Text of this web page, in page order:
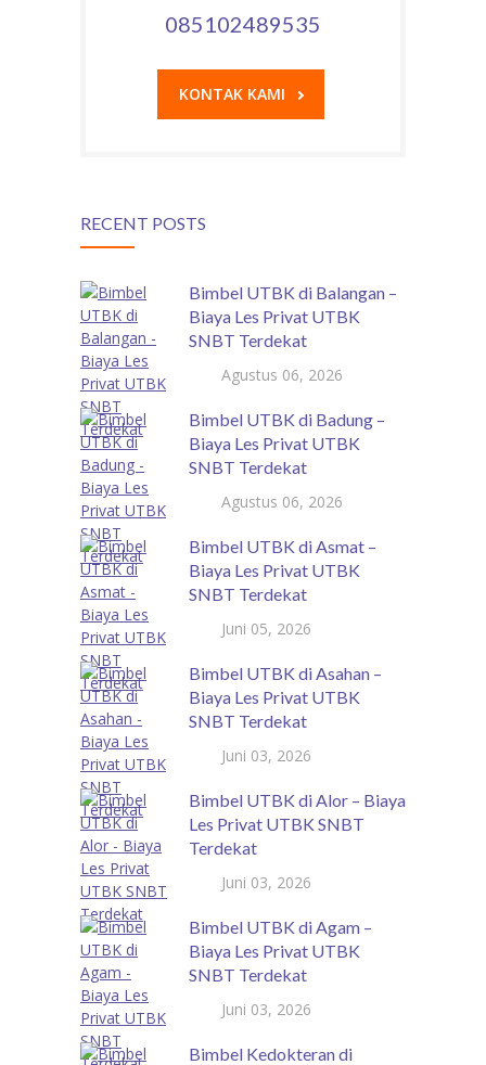
085102489535
KONTAK KAMI
RECENT POSTS
Bimbel UTBK di Balangan –
Biaya Les Privat UTBK
SNBT Terdekat
Agustus 06, 2026
Bimbel UTBK di Badung –
Biaya Les Privat UTBK
SNBT Terdekat
Agustus 06, 2026
Bimbel UTBK di Asmat –
Biaya Les Privat UTBK
SNBT Terdekat
Juni 05, 2026
Bimbel UTBK di Asahan –
Biaya Les Privat UTBK
SNBT Terdekat
Juni 03, 2026
Bimbel UTBK di Alor – Biaya
Les Privat UTBK SNBT
Terdekat
Juni 03, 2026
Bimbel UTBK di Agam –
Biaya Les Privat UTBK
SNBT Terdekat
Juni 03, 2026
Bimbel Kedokteran di